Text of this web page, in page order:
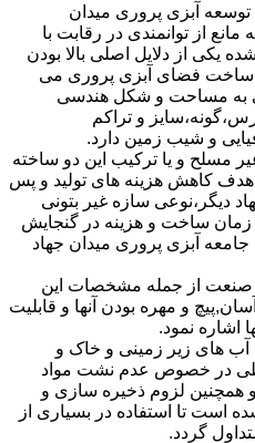
آبزی پروری میدان
مانع از توانمندی در رقابت با
یکی از دلایل اصلی بالا بودن
ساخت فضای آبزی پروری می
به مساحت و شکل هندسی
و تراکم
و شیب زمین دارد.
مسلح و یا ترکیب این دو ساخته
کاهش هزینه های تولید و پس
دیگر،نوعی سازه غیر بتونی
ساخت و هزینه در گنجایش
جامعه آبزی پروری میدان جهاد
صنعت از جمله مشخصات این
و مهره بودن آنها و قابلیت
اشاره نمود.
آب های زیر زمینی و خاک و
در خصوص عدم نشت مواد
همچنین لزوم ذخیره سازی و
است تا استفاده در بسیاری از
گردد.